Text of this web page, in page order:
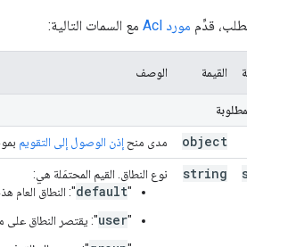
في نص الطلب، قدِّم مورد Acl مع السمات التالية:
اسم السمة القيمة الوصف
السمات المطلوبة
object مدى منح إذن الوصول إلى التقويم
scope
string
نوع النطاق. القيم المحتمَلة هي:
‫"
default": النطاق العام
"
user": يقتصر النطاق على